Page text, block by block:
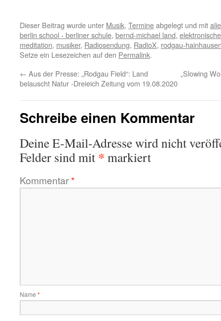
Dieser Beitrag wurde unter Musik, Termineabgelegt und mit
berlin school - berliner schule, bernd-michael land,
meditation, musiker, Radiosendung, RadioX, rodgau-
Setze ein Lesezeichen auf den Permalink.
← Aus der Presse: „Rodgau Field“: Land
belauscht Natur -Dreieich Zeitung vom 19.08.2020
„Slowing
Schreibe einen Kommentar
Deine E-Mail-Adresse wird nicht
Felder sind mit * markiert
Kommentar*
Name *